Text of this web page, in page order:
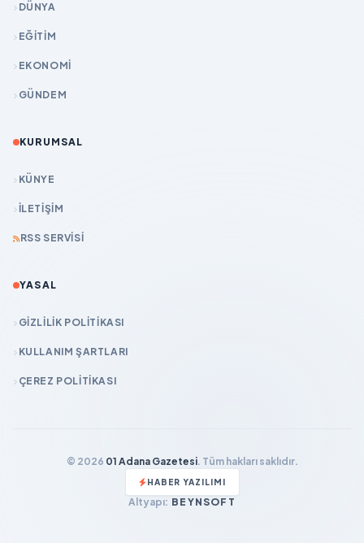
DÜNYA
EĞİTİM
EKONOMİ
GÜNDEM
KURUMSAL
KÜNYE
İLETIŞIM
RSS SERVISI
YASAL
GIZLILIK POLITIKASI
KULLANIM ŞARTLARI
ÇEREZ POLITIKASI
© 2026 01 Adana Gazetesi. Tüm hakları saklıdır.
HABER YAZILIMI
Altyapı: BEYNSOFT